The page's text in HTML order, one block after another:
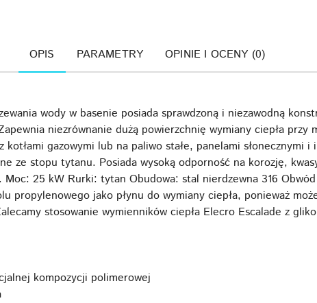
OPIS PARAMETRY OPINIE I OCENY (0)
wody w basenie posiada sprawdzoną i niezawodną
niezrównanie dużą powierzchnię wymiany ciepła przy
gazowymi lub na paliwo stałe, panelami słonecznymi
ze stopu tytanu. Posiada wysoką odporność na korozję,
Moc: 25 kW Rurki: tytan Obudowa: stal nierdzewna 316
propylenowego jako płynu do wymiany ciepła, ponieważ
stosowanie wymienników ciepła Elecro Escalade z
kompozycji polimerowej